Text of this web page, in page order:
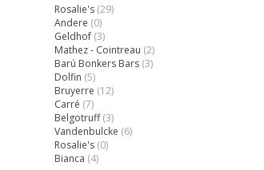
Rosalie's (29)
Andere (0)
Geldhof (3)
Mathez - Cointreau (2)
Barú Bonkers Bars (3)
Dolfin (5)
Bruyerre (12)
Carré (7)
Belgotruff (3)
Vandenbulcke (6)
Rosalie's (0)
Bianca (4)